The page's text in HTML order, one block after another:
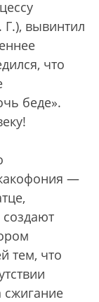
вывинтил
что
беде».
—
тем, что
сжигание